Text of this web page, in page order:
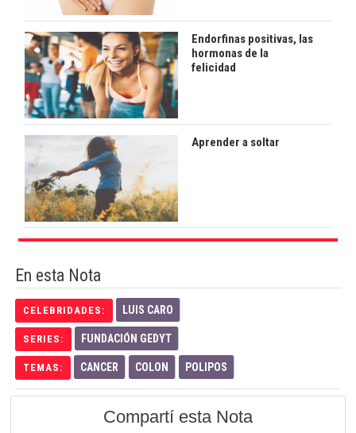
Endorfinas positivas, las
hormonas de la
felicidad
Aprender a soltar
En esta Nota
CELEBRIDADES: LUIS CARO
SERIES: FUNDACIÓN GEDYT
TEMAS: CANCER COLON POLIPOS
Compartí esta Nota